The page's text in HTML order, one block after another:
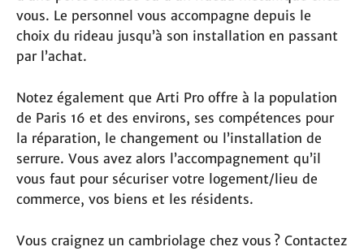
vous. Le personnel vous accompagne depuis le
choix du rideau jusqu’à son installation en passant
par l’achat.
Notez également que Arti Pro offre à la population
de Paris 16 et des environs, ses compétences pour
la réparation, le changement ou l’installation de
serrure. Vous avez alors l’accompagnement qu’il
vous faut pour sécuriser votre logement/lieu de
commerce, vos biens et les résidents.
Vous craignez un cambriolage chez vous ? Contactez